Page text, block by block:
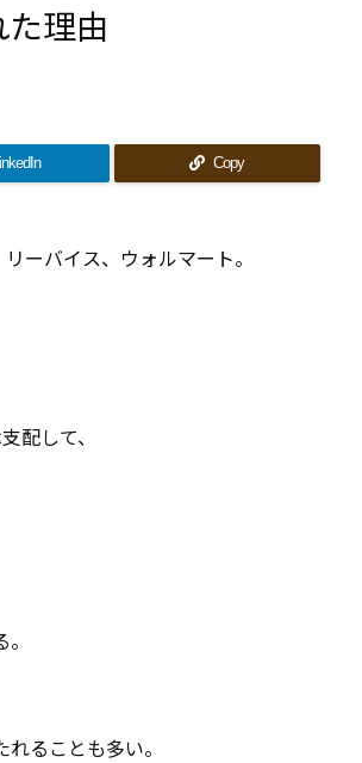
理由
Copy
ーバイス、ウォルマート。
配して、
ることも多い。